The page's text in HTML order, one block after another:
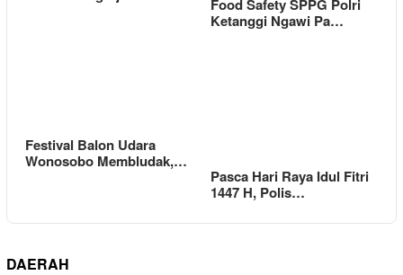
Food Safety SPPG Polri
Ketanggi Ngawi Pa…
Festival Balon Udara
Wonosobo Membludak,…
Pasca Hari Raya Idul Fitri
1447 H, Polis…
DAERAH